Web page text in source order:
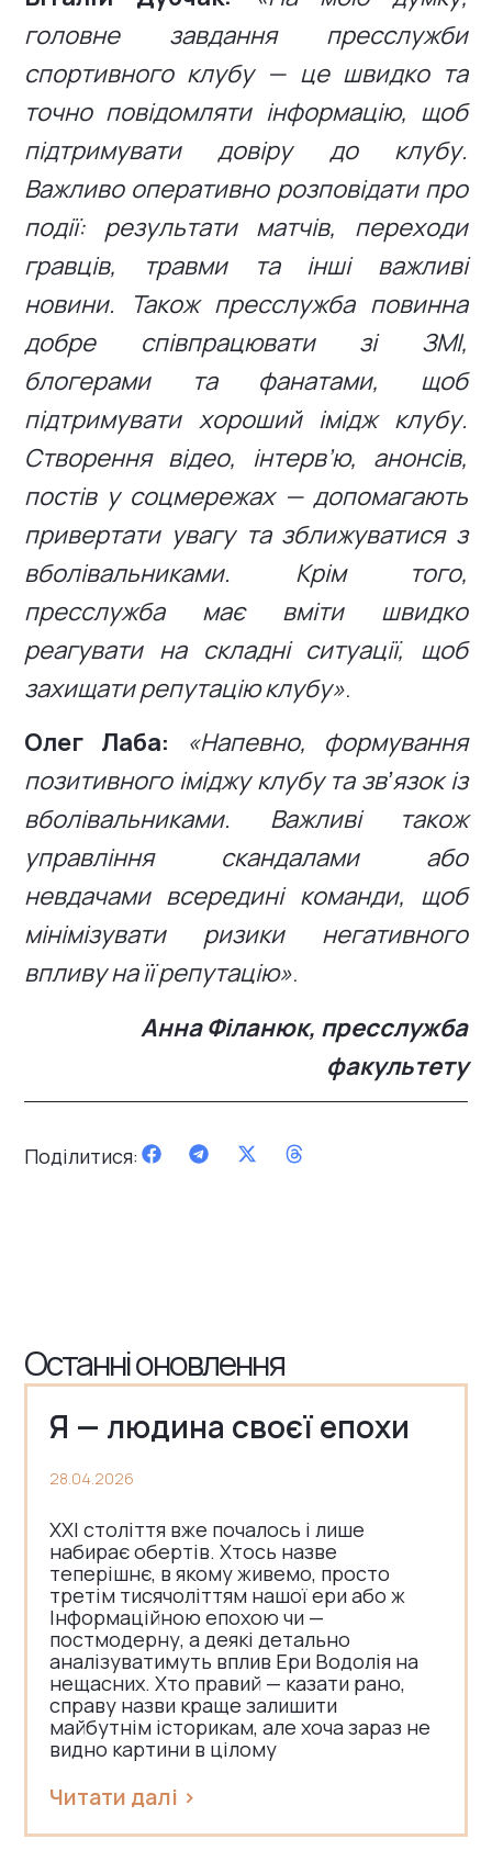
головне завдання пресслужби
спортивного клубу — це швидко та
точно повідомляти інформацію, щоб
підтримувати довіру до клубу.
Важливо оперативно розповідати про
події: результати матчів, переходи
гравців, травми та інші важливі
новини. Також пресслужба повинна
добре співпрацювати зі ЗМІ,
блогерами та фанатами, щоб
підтримувати хороший імідж клубу.
Створення відео, інтерв’ю, анонсів,
постів у соцмережах — допомагають
привертати увагу та зближуватися з
вболівальниками. Крім того,
пресслужба має вміти швидко
реагувати на складні ситуації, щоб
захищати репутацію клубу».
Олег Лаба:
«Напевно, формування
позитивного іміджу клубу та звʼязок із
вболівальниками. Важливі також
управління скандалами або
невдачами всередині команди, щоб
мінімізувати ризики негативного
впливу на її репутацію».
Анна Філанюк, пресслужба
факультету
Поділитися:
Останні оновлення
Я — людина своєї епохи
28.04.2026
ХХІ століття вже почалось і лише
набирає обертів. Хтось назве
теперішнє, в якому живемо, просто
третім тисячоліттям нашої ери або ж
Інформаційною епохою чи —
постмодерну, а деякі детально
аналізуватимуть вплив Ери Водолія на
нещасних. Хто правий — казати рано,
справу назви краще залишити
майбутнім історикам, але хоча зараз не
видно картини в цілому
Читати далі >